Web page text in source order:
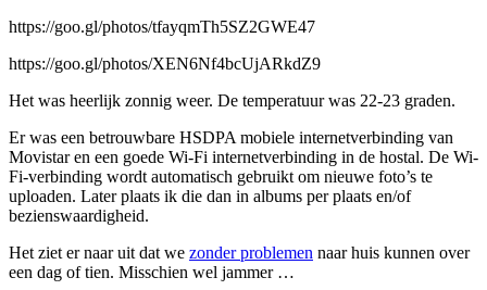
https://goo.gl/photos/tfayqmTh5SZ2GWE47
https://goo.gl/photos/XEN6Nf4bcUjARkdZ9
Het was heerlijk zonnig weer. De temperatuur was 22-23 graden.
Er was een betrouwbare HSDPA mobiele internetverbinding van
Movistar en een goede Wi-Fi internetverbinding in de hostal. De Wi-
Fi-verbinding wordt automatisch gebruikt om nieuwe foto’s te
uploaden. Later plaats ik die dan in albums per plaats en/of
bezienswaardigheid.
Het ziet er naar uit dat we zonder problemen naar huis kunnen over
een dag of tien. Misschien wel jammer …